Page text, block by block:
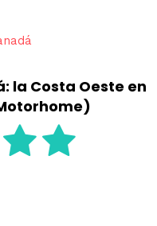
la Costa Oeste en